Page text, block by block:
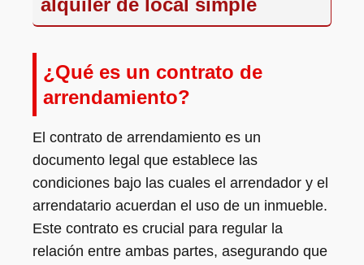
alquiler de local simple
¿Qué es un contrato de
arrendamiento?
El contrato de arrendamiento es un
documento legal que establece las
condiciones bajo las cuales el arrendador y el
arrendatario acuerdan el uso de un inmueble.
Este contrato es crucial para regular la
relación entre ambas partes, asegurando que